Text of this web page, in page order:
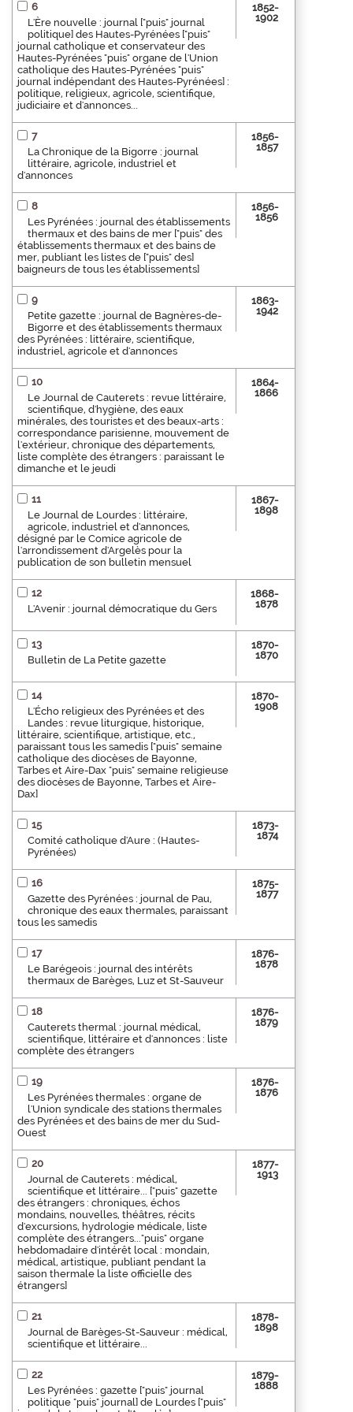
6
L'Ère nouvelle : journal ["puis" journal
politique] des Hautes-Pyrénées ["puis"
journal catholique et conservateur des
Hautes-Pyrénées "puis" organe de l'Union
catholique des Hautes-Pyrénées "puis"
journal indépendant des Hautes-Pyrénées] :
politique, religieux, agricole, scientifique,
judiciaire et d'annonces...
1852-
1902
7
La Chronique de la Bigorre : journal
littéraire, agricole, industriel et
d'annonces
1856-
1857
8
Les Pyrénées : journal des établissements
thermaux et des bains de mer ["puis" des
établissements thermaux et des bains de
mer, publiant les listes de ["puis" des]
baigneurs de tous les établissements]
1856-
1856
9
Petite gazette : journal de Bagnères-de-
Bigorre et des établissements thermaux
des Pyrénées : littéraire, scientifique,
industriel, agricole et d'annonces
1863-
1942
10
Le Journal de Cauterets : revue littéraire,
scientifique, d'hygiène, des eaux
minérales, des touristes et des beaux-arts :
correspondance parisienne, mouvement de
l'extérieur, chronique des départements,
liste complète des étrangers : paraissant le
dimanche et le jeudi
1864-
1866
11
Le Journal de Lourdes : littéraire,
agricole, industriel et d'annonces,
désigné par le Comice agricole de
l'arrondissement d'Argelès pour la
publication de son bulletin mensuel
1867-
1898
12
L'Avenir : journal démocratique du Gers
1868-
1878
13
Bulletin de La Petite gazette
1870-
1870
14
L'Écho religieux des Pyrénées et des
Landes : revue liturgique, historique,
littéraire, scientifique, artistique, etc.,
paraissant tous les samedis ["puis" semaine
catholique des diocèses de Bayonne,
Tarbes et Aire-Dax "puis" semaine religieuse
des diocèses de Bayonne, Tarbes et Aire-
Dax]
1870-
1908
15
Comité catholique d'Aure : (Hautes-
Pyrénées)
1873-
1874
16
Gazette des Pyrénées : journal de Pau,
chronique des eaux thermales, paraissant
tous les samedis
1875-
1877
17
Le Barégeois : journal des intérêts
thermaux de Barèges, Luz et St-Sauveur
1876-
1878
18
Cauterets thermal : journal médical,
scientifique, littéraire et d'annonces : liste
complète des étrangers
1876-
1879
19
Les Pyrénées thermales : organe de
l'Union syndicale des stations thermales
des Pyrénées et des bains de mer du Sud-
Ouest
1876-
1876
20
Journal de Cauterets : médical,
scientifique et littéraire... ["puis" gazette
des étrangers : chroniques, échos
mondains, nouvelles, théâtres, récits
d'excursions, hydrologie médicale, liste
complète des étrangers..."puis" organe
hebdomadaire d'intérêt local : mondain,
médical, artistique, publiant pendant la
saison thermale la liste officielle des
étrangers]
1877-
1913
21
Journal de Barèges-St-Sauveur : médical,
scientifique et littéraire...
1878-
1898
22
Les Pyrénées : gazette ["puis" journal
politique "puis" journal] de Lourdes ["puis"
1879-
1888